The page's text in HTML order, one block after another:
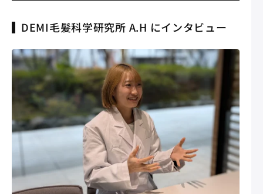
DEMI毛髪科学研究所 A.H にインタビュー